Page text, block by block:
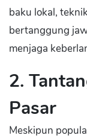
baku lokal,
bertanggung
menjaga
2.
Pasar
Meskipun